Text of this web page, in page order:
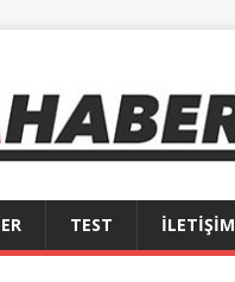
TEST İLETİŞİM